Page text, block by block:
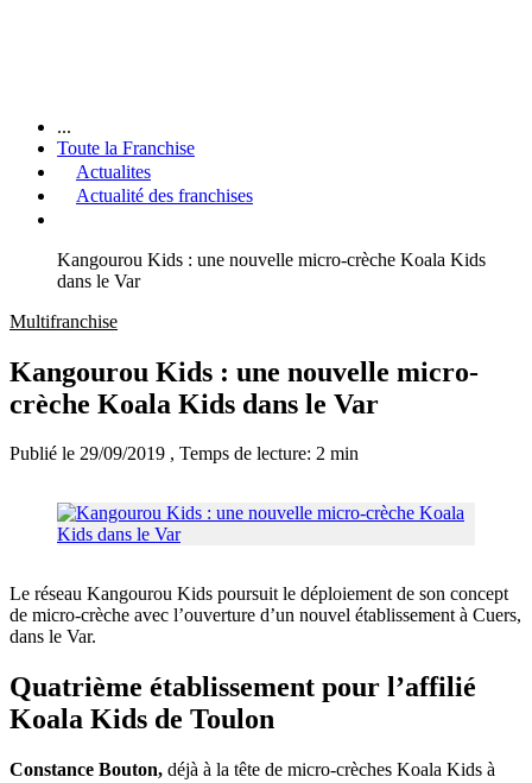
...
Toute la Franchise
Actualites
Actualité des franchises
Kangourou Kids : une nouvelle micro-crèche Koala Kids
dans le Var
Multifranchise
Kangourou Kids : une nouvelle micro-
crèche Koala Kids dans le Var
Publié le 29/09/2019 , Temps de lecture: 2 min
Le réseau Kangourou Kids poursuit le déploiement de son concept
de micro-crèche avec l’ouverture d’un nouvel établissement à Cuers,
dans le Var.
Quatrième établissement pour l’affilié
Koala Kids de Toulon
Constance Bouton, déjà à la tête de micro-crèches Koala Kids à